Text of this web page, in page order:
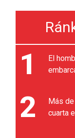
1
El
2
Más
cuarta